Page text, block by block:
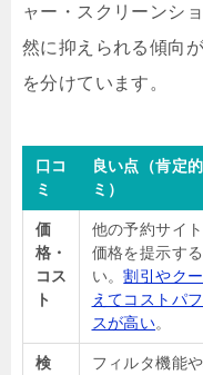
ャー・スクリーンシ
然に抑えられる傾向
を分けています。
口コ
ミ
良い点（肯定
ミ）
価
格・
コス
ト
他の予約サイ
価格を提示す
い。割引やク
えてコストパ
スが高い。
検
フィルタ機能